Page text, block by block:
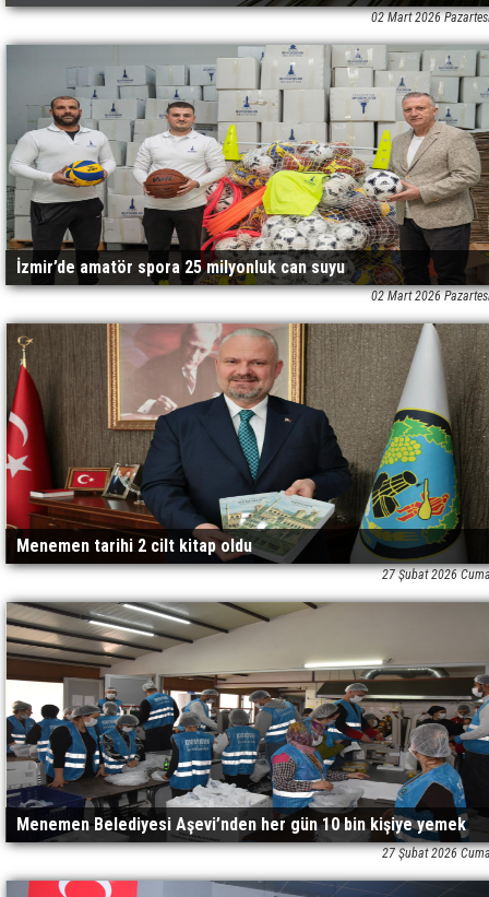
02 Mart 2026
İzmir’de amatör spora 25 milyonluk can suyu
02 Mart 2026
Menemen tarihi 2 cilt kitap oldu
27 Şubat 2026
Menemen Belediyesi Aşevi’nden her gün 10 bin kişiye yemek
27 Şubat 2026